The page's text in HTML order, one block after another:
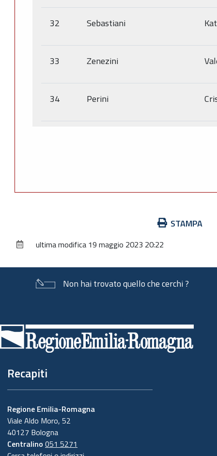
32 Sebastiani
33 Zenezini
34 Perini
documento
STAMPA
ultima modifica 19 maggio 2023 20:22
Non hai trovato quello che cerchi ?
di
pagina
Recapiti
Regione Emilia-Romagna
Viale Aldo Moro, 52
40127 Bologna
Centralino 051 5271